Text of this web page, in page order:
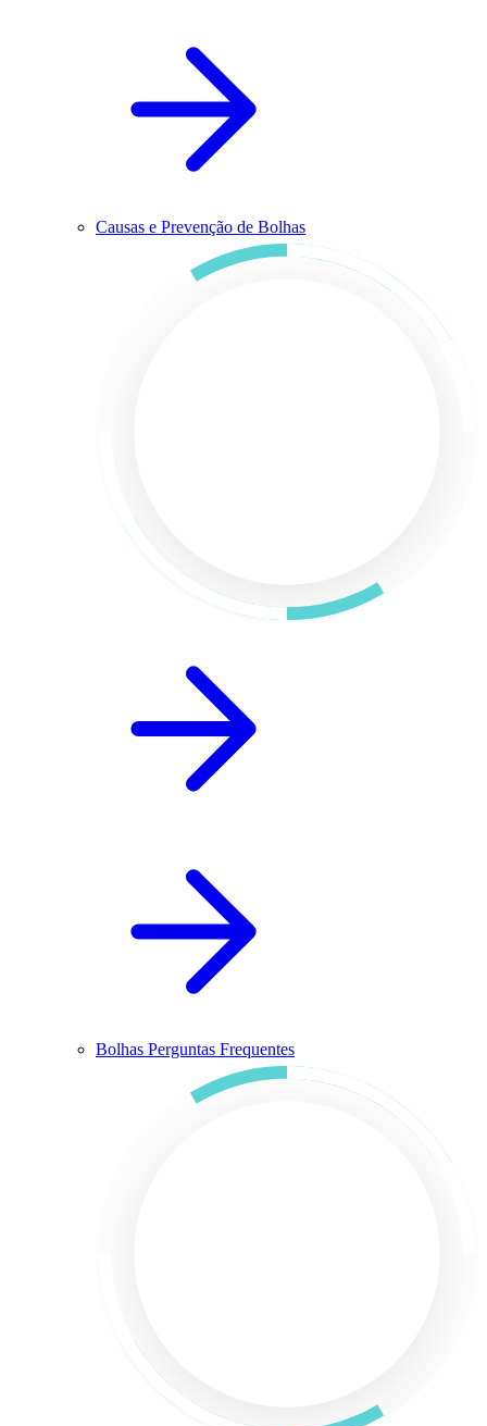
Causas e Prevenção de Bolhas
Bolhas Perguntas Frequentes